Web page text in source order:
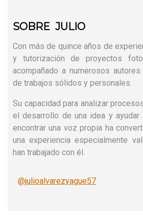
SOBRE JULIO
Con más de quince años de
y tutorización de proyectos
acompañado a numerosos
de trabajos sólidos y personales.
Su capacidad para analizar
el desarrollo de una idea y
encontrar una voz propia ha
una experiencia especialmente
han trabajado con él.
@julioalvarezyague57